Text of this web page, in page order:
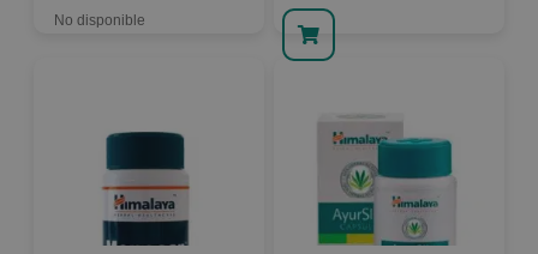
No disponible